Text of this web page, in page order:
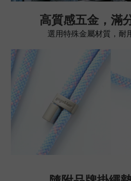
高質感五金，滿
選用特殊金屬材質，耐